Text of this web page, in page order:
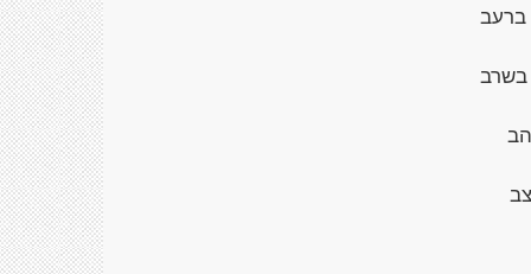
ברעב
בשרב